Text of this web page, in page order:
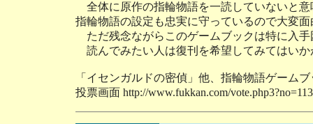
全体に原作の指輪物語を一読していないと
指輪物語の設定も忠実に守っているので大変
ただ残念ながらこのゲームブックは特に入手
読んでみたい人は復刊を希望してみてはいか
「イセンガルドの密偵」他、指輪物語ゲーム
投票画面 http://www.fukkan.com/